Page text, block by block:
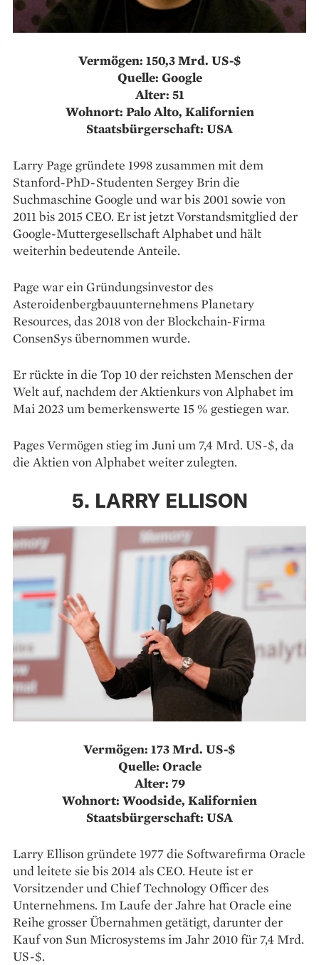
Vermögen: 150,3 Mrd. US-$
Quelle: Google
Alter: 51
Wohnort: Palo Alto, Kalifornien
Staatsbürgerschaft: USA
Larry Page gründete 1998 zusammen mit dem
Stanford-PhD-Studenten Sergey Brin die
Suchmaschine Google und war bis 2001 sowie von
2011 bis 2015 CEO. Er ist jetzt Vorstandsmitglied der
Google-Muttergesellschaft Alphabet und hält
weiterhin bedeutende Anteile.
Page war ein Gründungsinvestor des
Asteroidenbergbauunternehmens Planetary
Resources, das 2018 von der Blockchain-Firma
ConsenSys übernommen wurde.
Er rückte in die Top 10 der reichsten Menschen der
Welt auf, nachdem der Aktienkurs von Alphabet im
Mai 2023 um bemerkenswerte 15 % gestiegen war.
Pages Vermögen stieg im Juni um 7,4 Mrd. US-$, da
die Aktien von Alphabet weiter zulegten.
5. LARRY ELLISON
Vermögen: 173 Mrd. US-$
Quelle: Oracle
Alter: 79
Wohnort: Woodside, Kalifornien
Staatsbürgerschaft: USA
Larry Ellison gründete 1977 die Softwarefirma Oracle
und leitete sie bis 2014 als CEO. Heute ist er
Vorsitzender und Chief Technology Officer des
Unternehmens. Im Laufe der Jahre hat Oracle eine
Reihe grosser Übernahmen getätigt, darunter der
Kauf von Sun Microsystems im Jahr 2010 für 7,4 Mrd.
US-$.